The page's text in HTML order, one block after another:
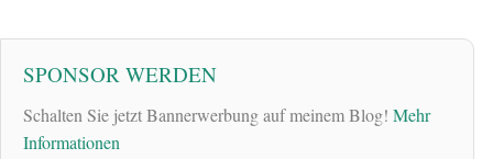
SPONSOR WERDEN
Schalten Sie jetzt Bannerwerbung auf meinem Blog! Mehr
Informationen